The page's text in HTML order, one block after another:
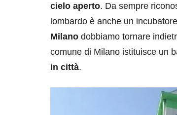
cielo aperto. Da sempre
lombardo è anche un
Milano dobbiamo tornare
comune di Milano istituisce un
in città.